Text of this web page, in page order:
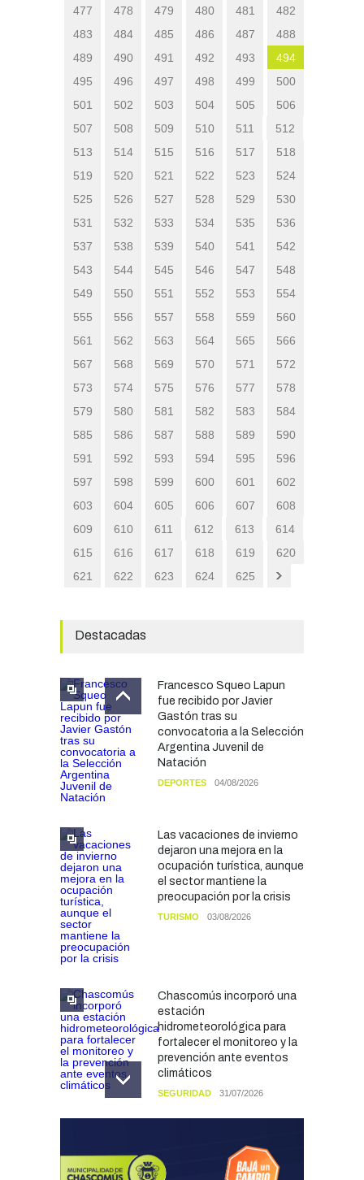
477 478 479 480 481
482
483
484 485 486 487
488
489
490 491 492 493
494
495
496 497 498 499
500
501
502 503 504 505
506
507
508 509 510 511
512
513
514 515 516 517
518
519
520 521 522 523
524
525
526 527 528 529
530
531
532 533 534 535
536
537
538 539 540 541
542
543
544 545 546 547
548
549
550 551 552 553
554
555
556 557 558 559
560
561
562 563 564 565
566
567
568 569 570 571
572
573
574 575 576 577
578
579
580 581 582 583
584
585
586 587 588 589
590
591
592 593 594 595
596
597
598 599 600 601
602
603
604 605 606 607
608
609
610 611 612 613
614
615
616 617 618 619
620
621
622 623 624 625
Destacadas
Francesco Squeo Lapun
fue recibido por Javier
Gastón tras su
convocatoria a la Selección
Argentina Juvenil de
Natación
DEPORTES 04/08/2026
Las vacaciones de invierno
dejaron una mejora en la
ocupación turística, aunque
el sector mantiene la
preocupación por la crisis
TURISMO 03/08/2026
Chascomús incorporó una
estación
hidrometeorológica para
fortalecer el monitoreo y la
prevención ante eventos
climáticos
SEGURIDAD 31/07/2026
calefacción para el reinicio
de las clases tras una obra
de emergencia financiada